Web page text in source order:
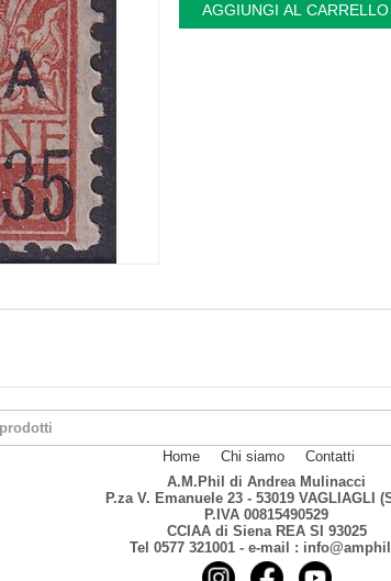
AGGIUNGI AL CARRELLO
Home Chi siamo
Contatti
A.M.Phil di Andrea Mulinacci
P.za V. Emanuele 23 - 53019 VAGLIAGLI
P.IVA 00815490529
CCIAA di Siena REA SI 93025
Tel 0577 321001 - e-mail :